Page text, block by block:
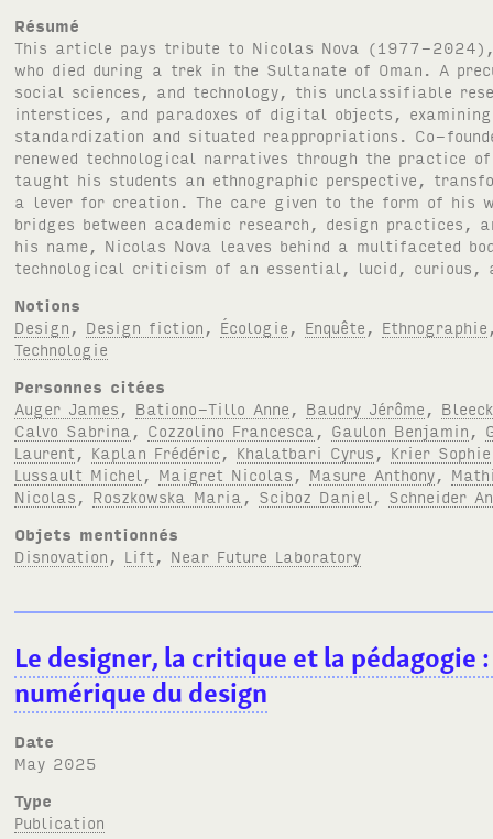
Résumé
This article pays tribute to Nicolas Nova (1977-
who died during a trek in the Sultanate of Oman. A
social sciences, and technology, this unclassifiable
interstices, and paradoxes of digital objects,
standardization and situated reappropriations. Co-
renewed technological narratives through the practice
taught his students an ethnographic perspective,
a lever for creation. The care given to the form of his
bridges between academic research, design practices,
his name, Nicolas Nova leaves behind a multifaceted
technological criticism of an essential, lucid, curious,
Notions
Design , Design fiction , Écologie , Enquête , Ethnographie
Technologie
Personnes citées
Auger James , Bationo-Tillo Anne , Baudry Jérôme ,
Calvo Sabrina , Cozzolino Francesca , Gaulon Benjamin ,
Laurent , Kaplan Frédéric , Khalatbari Cyrus , Krier Sophie
Lussault Michel , Maigret Nicolas , Masure Anthony,
Nicolas , Roszkowska Maria , Sciboz Daniel , Schneider
Objets mentionnés
Disnovation , Lift , Near Future Laboratory
Le designer, la critique et la pédagogie
numérique du design
Date
May 2025
Type
Publication